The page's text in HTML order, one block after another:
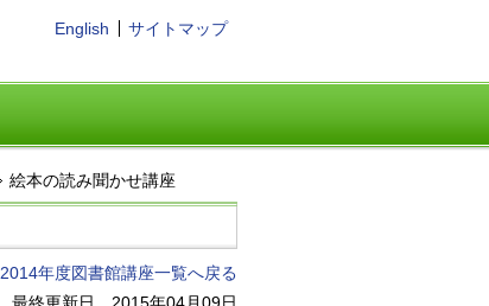
English サイトマップ
絵本の読み聞かせ講座
2014年度図書館講座一覧へ戻る